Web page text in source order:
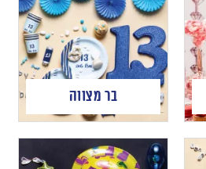
בר מצווה